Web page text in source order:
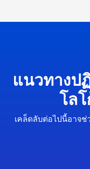
แนวทางป
โล
เคล็ดลับต่อไปนี้อาจ